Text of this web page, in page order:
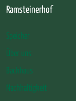
Ramsteinerhof
Speicher
Über uns
Backhaus
Nachhaltigkeit